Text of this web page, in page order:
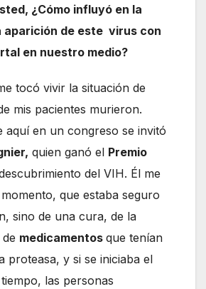
¿Cómo influyó en la
aparición de este virus con
en nuestro medio?
tocó vivir la situación de
mis pacientes murieron.
aquí en un congreso se invitó
quien ganó el Premio
del VIH. Él me
que estaba seguro
sino de una cura, de la
medicamentos que tenían
proteasa, y si se iniciaba el
las personas